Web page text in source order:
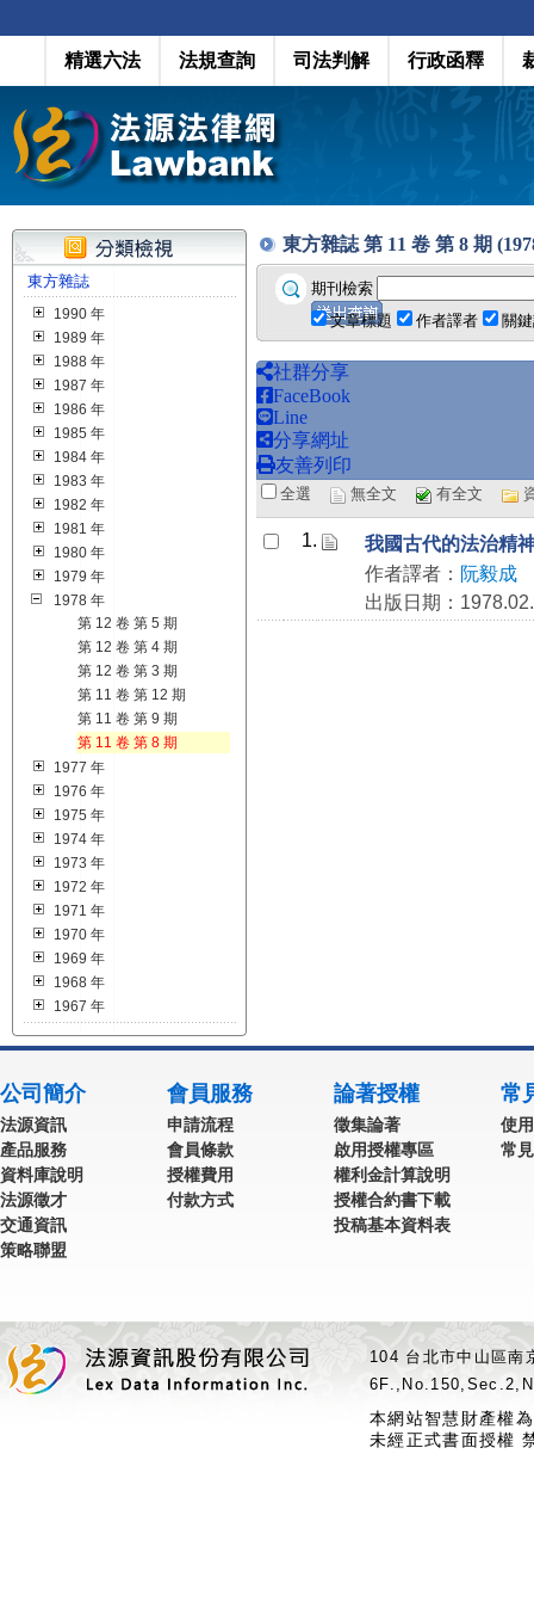
精選六法 法規查詢 司法判解 行政函釋
東方雜誌
1990 年
1989 年
1988 年
1987 年
1986 年
1985 年
1984 年
1983 年
1982 年
1981 年
1980 年
1979 年
1978 年
第 12 卷 第 5 期
第 12 卷 第 4 期
第 12 卷 第 3 期
第 11 卷 第 12 期
第 11 卷 第 9 期
第 11 卷 第 8 期
1977 年
1976 年
1975 年
1974 年
1973 年
1972 年
1971 年
1970 年
1969 年
1968 年
1967 年
東方雜誌 第 11 卷 第 8 期
期刊檢索
文章標題
作者譯者 關
社群分享
FaceBook
Line
分享網址
友善列印
全選 無全文 有全文
1.
我國古代的法治精
作者譯者： 阮毅成
出版日期：
公司簡介
法源資訊
產品服務
資料庫說明
法源徵才
交通資訊
策略聯盟
會員服務
申請流程
會員條款
授權費用
付款方式
論著授權
徵集論著
啟用授權專區
權利金計算說明
授權合約書下載
投稿基本資料表
常
使
常
104 台北市中山區
本網站智慧財產權
未經正式書面授權